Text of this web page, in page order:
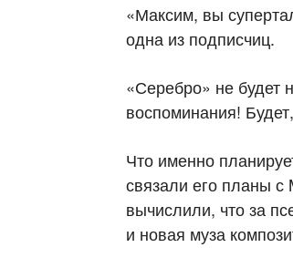
«Максим, вы
одна из подписчиц.
«Серебро» не будет
воспоминания!
Что именно
связали его планы
вычислили, что за
и новая муза